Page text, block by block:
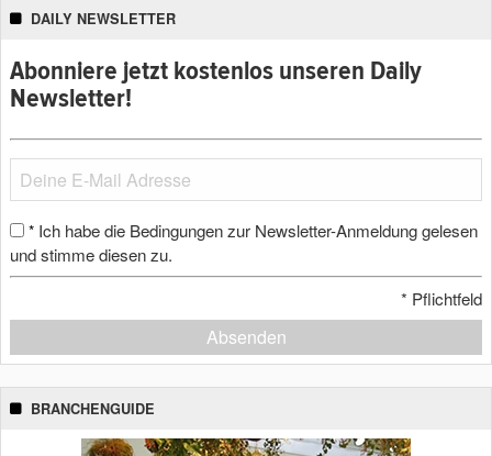
DAILY NEWSLETTER
Abonniere jetzt kostenlos unseren Daily
Newsletter!
* Ich habe die Bedingungen zur Newsletter-Anmeldung gelesen
und stimme diesen zu.
* Pflichtfeld
Absenden
BRANCHENGUIDE